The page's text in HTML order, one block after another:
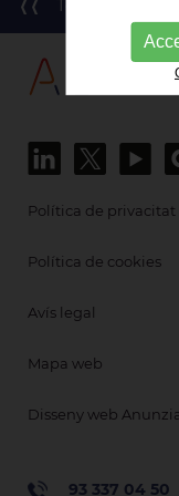
Tornar al llistat
Política de privacitat
Política de cookies
Avís legal
Mapa web
Disseny web Anunzia
93 337 04 50